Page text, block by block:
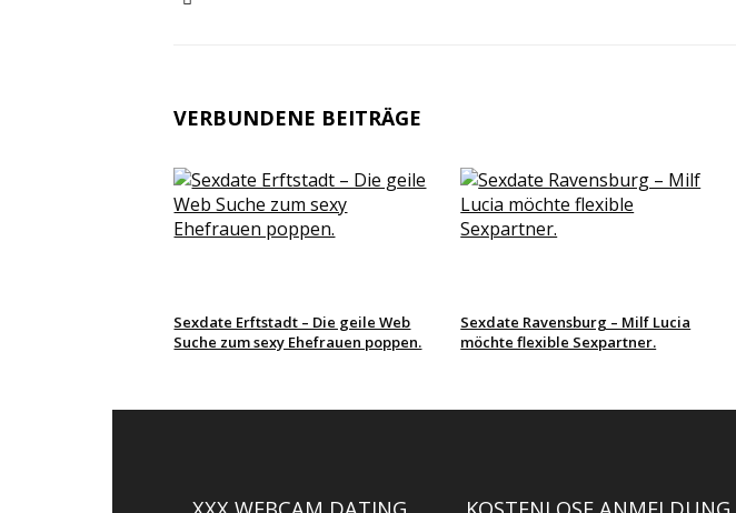
VERBUNDENE BEITRÄGE
Sexdate Erftstadt – Die geile Web
Suche zum sexy Ehefrauen poppen.
Sexdate Ravensburg – Milf Lucia
möchte flexible Sexpartner.